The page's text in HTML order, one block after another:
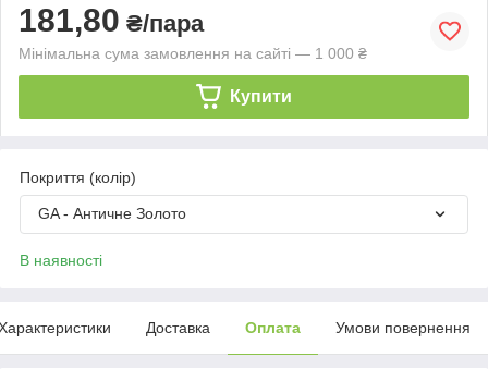
181,80 ₴/пара
Мінімальна сума замовлення на сайті — 1 000 ₴
Купити
Покриття (колір)
GA - Античне Золото
В наявності
Доставка Оплата Умови повернення